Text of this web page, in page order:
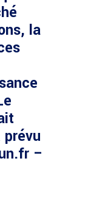
la
prévu
–